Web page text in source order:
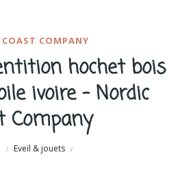
COMPANY
hochet bois
ivoire - Nordic
Company
Eveil & jouets